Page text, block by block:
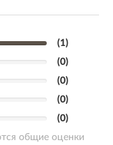
(1)
(0)
(0)
(0)
(0)
общие оценки